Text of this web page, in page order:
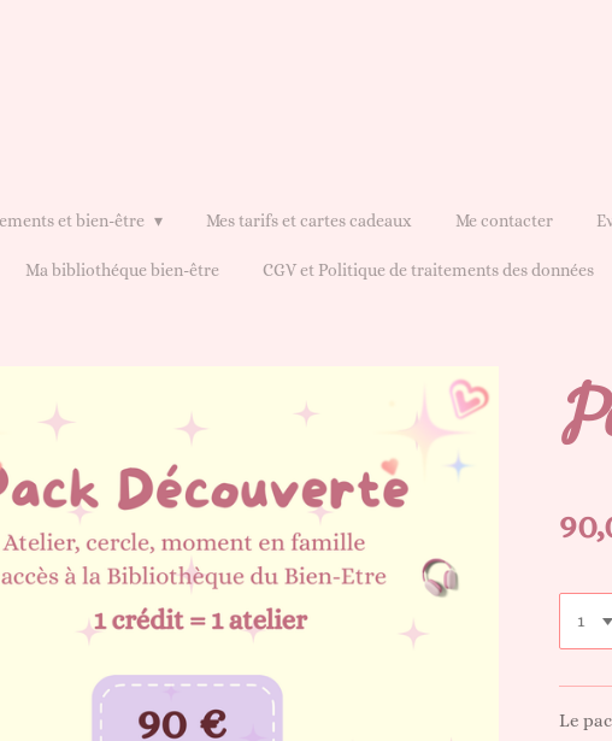
et bien-être Mes tarifs et cartes cadeaux Me contacter
Ma bibliothéque bien-être CGV et Politique de traitements des données
Le